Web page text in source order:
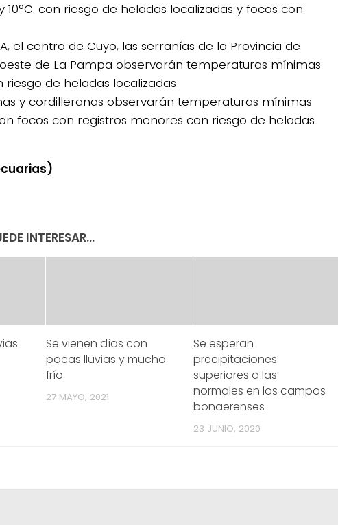
con riesgo de heladas localizadas y focos con
el centro de Cuyo, las serranías de la Provincia de
de La Pampa observarán temperaturas mínimas
riesgo de heladas localizadas
y cordilleranas observarán temperaturas mínimas
focos con registros menores con riesgo de heladas
INTERESAR...
Se vienen días con
pocas lluvias y mucho
frío
27 MAYO, 2021
Se esperan
precipitaciones
superiores a las
normales en los campos
bonaerenses
23 JUNIO, 2020